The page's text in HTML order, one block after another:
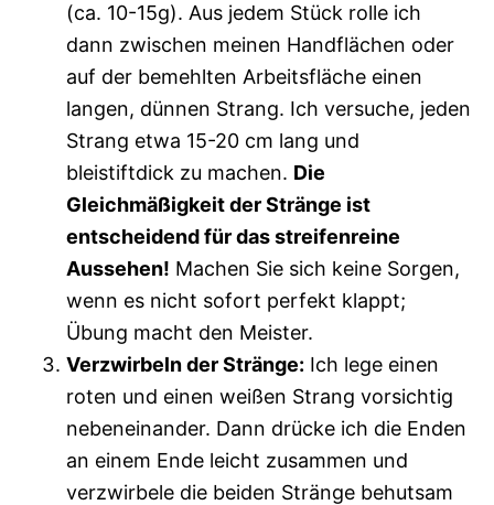
(ca. 10-15g). Aus jedem Stück rolle ich
dann zwischen meinen Handflächen oder
auf der bemehlten Arbeitsfläche einen
langen, dünnen Strang. Ich versuche, jeden
Strang etwa 15-20 cm lang und
bleistiftdick zu machen. Die
Gleichmäßigkeit der Stränge ist
entscheidend für das streifenreine
Aussehen! Machen Sie sich keine Sorgen,
wenn es nicht sofort perfekt klappt;
Übung macht den Meister.
Verzwirbeln der Stränge: Ich lege einen
roten und einen weißen Strang vorsichtig
nebeneinander. Dann drücke ich die Enden
an einem Ende leicht zusammen und
verzwirbele die beiden Stränge behutsam